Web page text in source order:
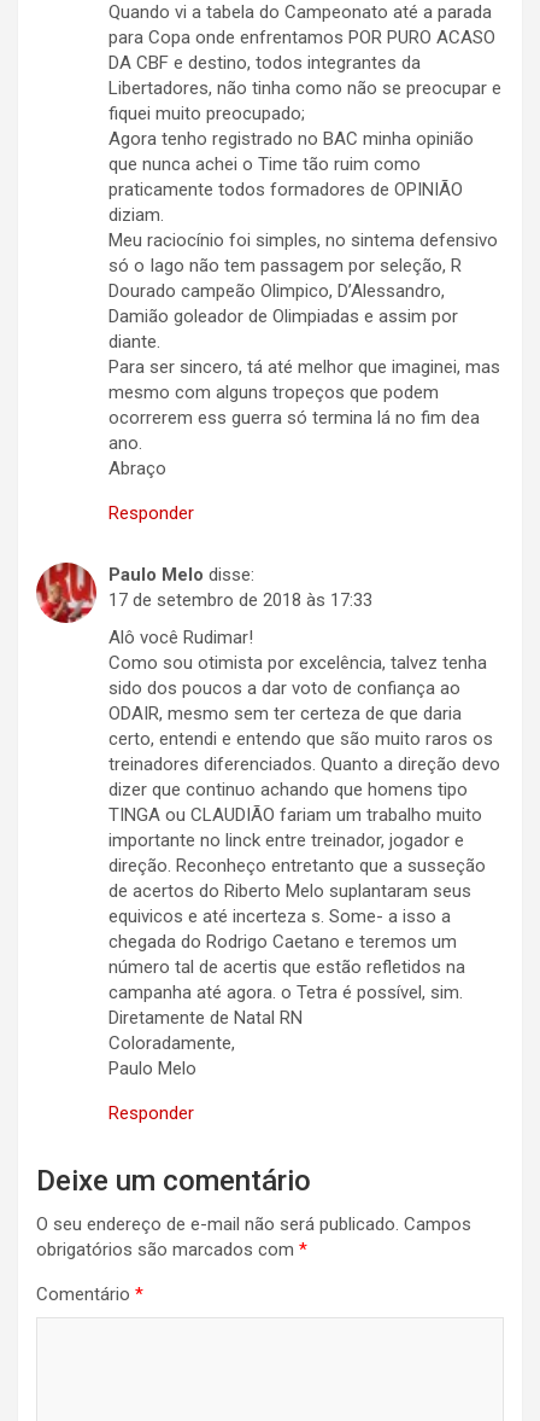
Quando vi a tabela do Campeonato até a parada
para Copa onde enfrentamos POR PURO ACASO
DA CBF e destino, todos integrantes da
Libertadores, não tinha como não se preocupar e
fiquei muito preocupado;
Agora tenho registrado no BAC minha opinião
que nunca achei o Time tão ruim como
praticamente todos formadores de OPINIÃO
diziam.
Meu raciocínio foi simples, no sintema defensivo
só o Iago não tem passagem por seleção, R
Dourado campeão Olimpico, D’Alessandro,
Damião goleador de Olimpiadas e assim por
diante.
Para ser sincero, tá até melhor que imaginei, mas
mesmo com alguns tropeços que podem
ocorrerem ess guerra só termina lá no fim dea
ano.
Abraço
Responder
Paulo Melo disse:
17 de setembro de 2018 às 17:33
Alô você Rudimar!
Como sou otimista por excelência, talvez tenha
sido dos poucos a dar voto de confiança ao
ODAIR, mesmo sem ter certeza de que daria
certo, entendi e entendo que são muito raros os
treinadores diferenciados. Quanto a direção devo
dizer que continuo achando que homens tipo
TINGA ou CLAUDIÃO fariam um trabalho muito
importante no linck entre treinador, jogador e
direção. Reconheço entretanto que a susseção
de acertos do Riberto Melo suplantaram seus
equivicos e até incerteza s. Some- a isso a
chegada do Rodrigo Caetano e teremos um
número tal de acertis que estão refletidos na
campanha até agora. o Tetra é possível, sim.
Diretamente de Natal RN
Coloradamente,
Paulo Melo
Responder
Deixe um comentário
O seu endereço de e-mail não será publicado. Campos
obrigatórios são marcados com *
Comentário *